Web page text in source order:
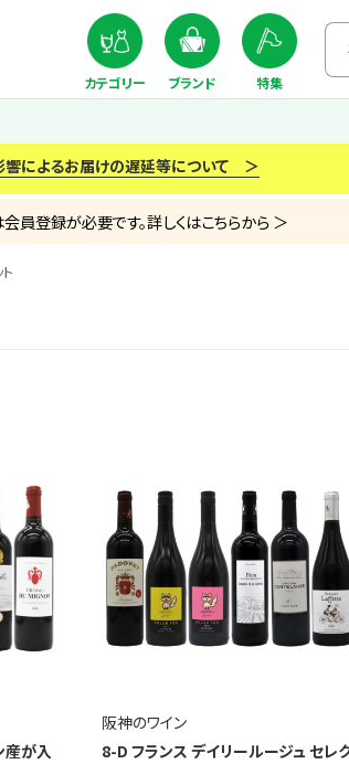
カテゴリー ブランド 特集
響によるお届けの遅延等について ＞
員登録が必要です。詳しくはこちらから ＞
産が入
阪神のワイン
8-D フランス デイリールージュ セレ